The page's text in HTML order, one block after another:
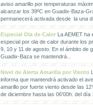
aviso amarillo por temperaturas
alcanzar los 39ºC en Guadix-Baza-
permanecerá activada desde la una
Especial Ola de CalorLa AEMET ha
especial por ola de calor durante los
9, 10 y 11 de agosto. En el ámbito de
Guadix-Baza se mantendrá...
Nivel de Alerta Amarilla por Viento
informa que mantendrá activado el
amarillo por fuerte viento desde las
de diciembre hasta las 06'00h. del día